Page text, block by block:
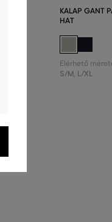
Ft
Ft
KALAP GANT
HAT
Elérhető
S/M, L/XL